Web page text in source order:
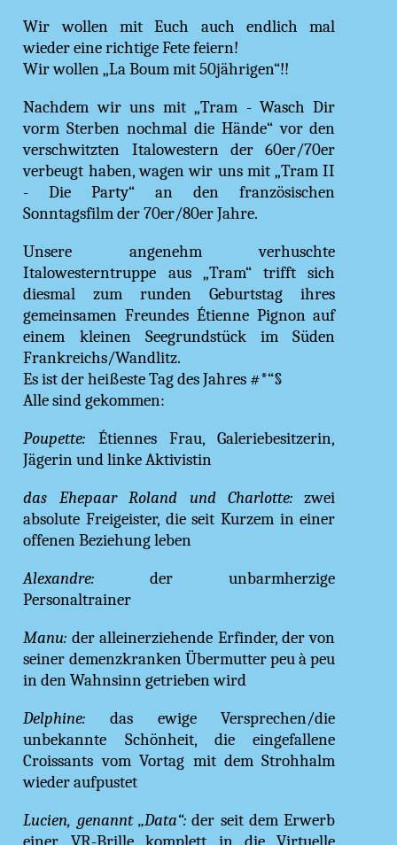
Wir wollen mit Euch auch endlich mal
wieder eine richtige Fete feiern!
Wir wollen „La Boum mit 50jährigen“!!
Nachdem wir uns mit „Tram - Wasch Dir
vorm Sterben nochmal die Hände“ vor den
verschwitzten Italowestern der 60er/70er
verbeugt haben, wagen wir uns mit „Tram II
- Die Party“ an den französischen
Sonntagsfilm der 70er/80er Jahre.
Unsere angenehm verhuschte
Italowesterntruppe aus „Tram“ trifft sich
diesmal zum runden Geburtstag ihres
gemeinsamen Freundes Étienne Pignon auf
einem kleinen Seegrundstück im Süden
Frankreichs/Wandlitz.
Es ist der heißeste Tag des Jahres #*“§
Alle sind gekommen:
Poupette: Étiennes Frau, Galeriebesitzerin,
Jägerin und linke Aktivistin
das Ehepaar Roland und Charlotte:zwei
absolute Freigeister, die seit Kurzem in einer
offenen Beziehung leben
Alexandre:der unbarmherzige
Personaltrainer
Manu: der alleinerziehende Erfinder, der von
seiner demenzkranken Übermutter peu à peu
in den Wahnsinn getrieben wird
Delphine: das ewige Versprechen/die
unbekannte Schönheit, die eingefallene
Croissants vom Vortag mit dem Strohhalm
wieder aufpustet
Lucien, genannt „Data“: der seit dem Erwerb